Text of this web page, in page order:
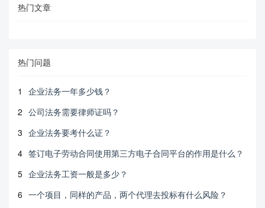
热门文章
热门问题
1
企业法务一年多少钱？
2 公司法务需要律师证吗？
3 企业法务要考什么证？
4 签订电子劳动合同使用第三方电子合同平台的作用是什么？
5 企业法务工资一般是多少？
6 一个项目，同样的产品，两个代理去投标有什么风险？